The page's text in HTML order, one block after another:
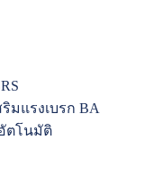
มแรงเบรก BA
ตโนมัติ